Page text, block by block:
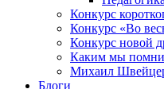
Конкурс
Конкурс «Во
Конкурс новой
Каким мы
Михаил
Блоги